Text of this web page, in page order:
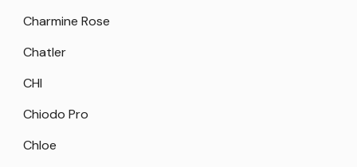
Charmine Rose
Chatler
CHI
Chiodo Pro
Chloe